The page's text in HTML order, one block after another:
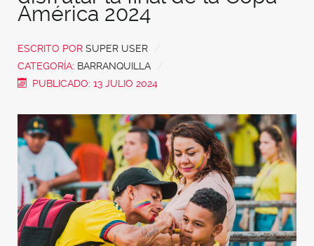
América 2024
ESCRITO POR SUPER USER
CATEGORÍA: BARRANQUILLA
PUBLICADO: 13 JULIO 2024